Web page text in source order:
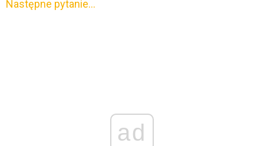
Następne pytanie…
ad